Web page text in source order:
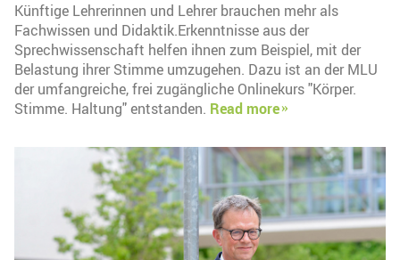
Künftige Lehrerinnen und Lehrer brauchen mehr als
Fachwissen und Didaktik.Erkenntnisse aus der
Sprechwissenschaft helfen ihnen zum Beispiel, mit der
Belastung ihrer Stimme umzugehen. Dazu ist an der MLU
der umfangreiche, frei zugängliche Onlinekurs "Körper.
Stimme. Haltung" entstanden. Read more